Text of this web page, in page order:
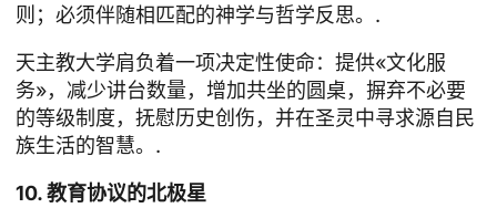
则；必须伴随相匹配的神学与哲学反思。.
天主教大学肩负着一项决定性使命：提供«文化服
务»，减少讲台数量，增加共坐的圆桌，摒弃不必要
的等级制度，抚慰历史创伤，并在圣灵中寻求源自民
族生活的智慧。.
10. 教育协议的北极星